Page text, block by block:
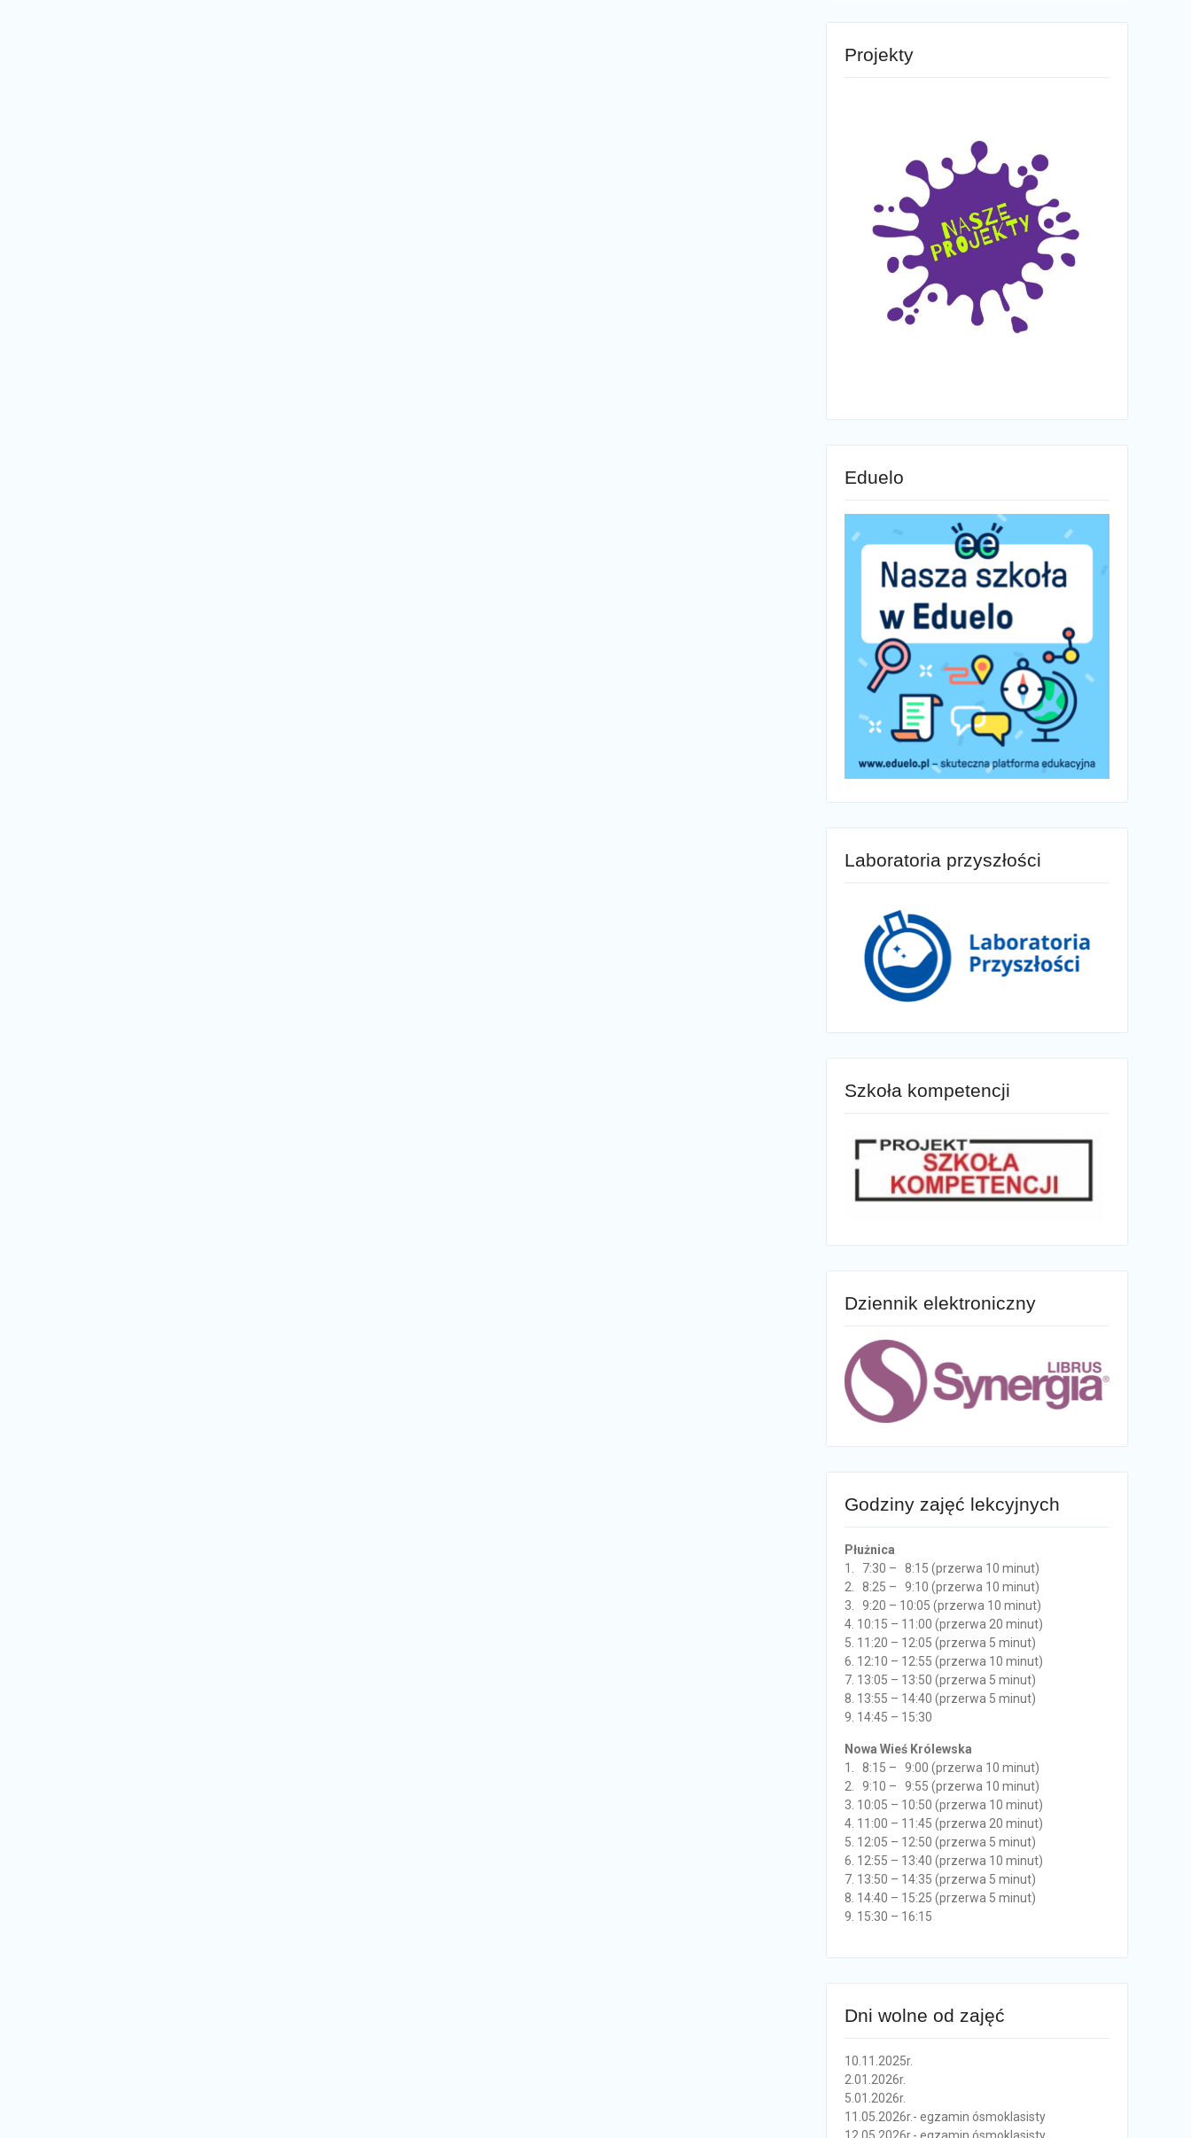
Projekty
Eduelo
Laboratoria przyszłości
Szkoła kompetencji
Dziennik elektroniczny
Godziny zajęć lekcyjnych
Płużnica
1. 7:30 – 8:15 (przerwa 10 minut)
2. 8:25 – 9:10 (przerwa 10 minut)
3. 9:20 – 10:05 (przerwa 10 minut)
4. 10:15 – 11:00 (przerwa 20 minut)
5. 11:20 – 12:05 (przerwa 5 minut)
6. 12:10 – 12:55 (przerwa 10 minut)
7. 13:05 – 13:50 (przerwa 5 minut)
8. 13:55 – 14:40 (przerwa 5 minut)
9. 14:45 – 15:30
Nowa Wieś Królewska
1. 8:15 – 9:00 (przerwa 10 minut)
2. 9:10 – 9:55 (przerwa 10 minut)
3. 10:05 – 10:50 (przerwa 10 minut)
4. 11:00 – 11:45 (przerwa 20 minut)
5. 12:05 – 12:50 (przerwa 5 minut)
6. 12:55 – 13:40 (przerwa 10 minut)
7. 13:50 – 14:35 (przerwa 5 minut)
8. 14:40 – 15:25 (przerwa 5 minut)
9. 15:30 – 16:15
Dni wolne od zajęć
10.11.2025r.
2.01.2026r.
5.01.2026r.
11.05.2026r.- egzamin ósmoklasisty